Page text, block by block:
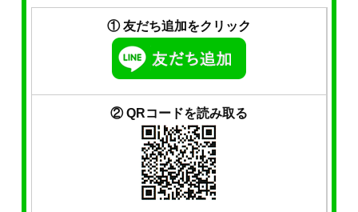
① 友だち追加をクリック
② QRコードを読み取る